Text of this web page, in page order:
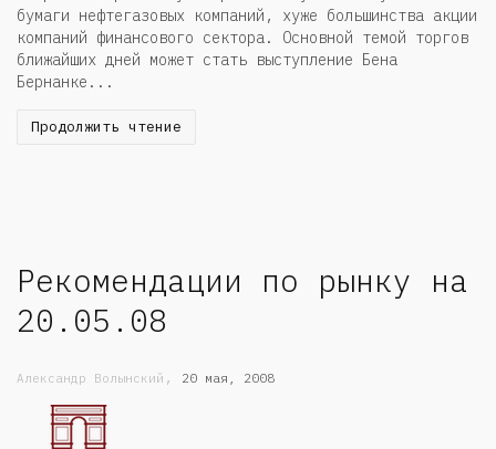
бумаги нефтегазовых компаний, хуже большинства акции
компаний финансового сектора. Основной темой торгов
ближайших дней может стать выступление Бена
Бернанке...
Продолжить чтение
Рекомендации по рынку на
20.05.08
Александр Волынский , 20 мая, 2008